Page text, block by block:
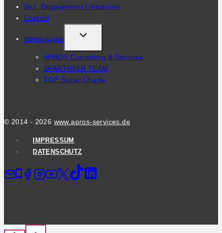
Soz. Engagement | Initiatives
Contact
Homepages
TOGGLE
CHILD
APROS Consulting & Services
SPARTANER TEAM
TOP Sozial Charta
© 2014 - 2026 www.apros-services.de
IMPRESSUM
DATENSCHUTZ